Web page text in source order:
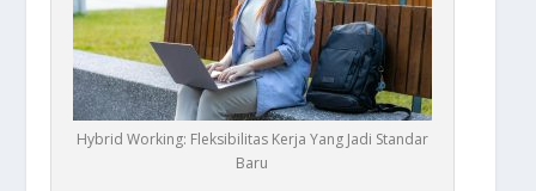
Hybrid Working: Fleksibilitas Kerja Yang Jadi Standar
Baru